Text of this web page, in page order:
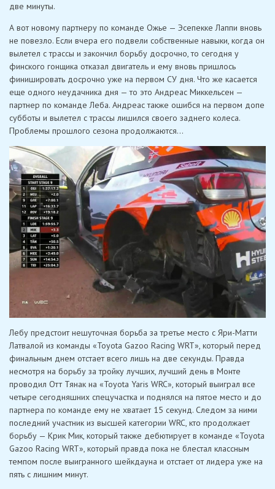
две минуты.
А вот новому партнеру по команде Ожье — Эсепекке Лаппи вновь
не повезло. Если вчера его подвели собственные навыки, когда он
вылетел с трассы и закончил борьбу досрочно, то сегодня у
финского гонщика отказал двигатель и ему вновь пришлось
финишировать досрочно уже на первом СУ дня. Что же касается
еще одного неудачника дня — то это Андреас Миккельсен —
партнер по команде Леба. Андреас также ошибся на первом допе
субботы и вылетел с трассы лишился своего заднего колеса.
Проблемы прошлого сезона продолжаются…
Лебу предстоит нешуточная борьба за третье место с Яри-Матти
Латвалой из команды «Toyota Gazoo Racing WRT», который перед
финальным днем отстает всего лишь на две секунды. Правда
несмотря на борьбу за тройку лучших, лучший день в Монте
проводил Отт Тянак на «Toyota Yaris WRC», который выиграл все
четыре сегодняшних спецучастка и поднялся на пятое место и до
партнера по команде ему не хватает 15 секунд. Следом за ними
последний участник из высшей категории WRC, кто продолжает
борьбу — Крик Мик, который также дебютирует в команде «Toyota
Gazoo Racing WRT», который правда пока не блестал классным
темпом после выигранного шейкдауна и отстает от лидера уже на
пять с лишним минут.